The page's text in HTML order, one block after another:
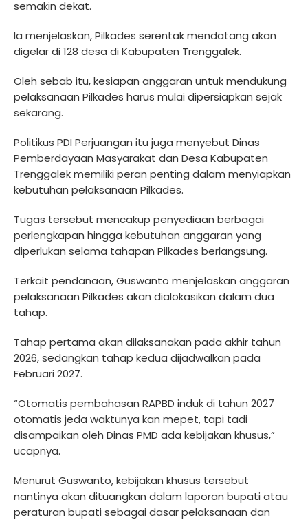
semakin dekat.
Ia menjelaskan, Pilkades serentak mendatang akan
digelar di 128 desa di Kabupaten Trenggalek.
Oleh sebab itu, kesiapan anggaran untuk mendukung
pelaksanaan Pilkades harus mulai dipersiapkan sejak
sekarang.
Politikus PDI Perjuangan itu juga menyebut Dinas
Pemberdayaan Masyarakat dan Desa Kabupaten
Trenggalek memiliki peran penting dalam menyiapkan
kebutuhan pelaksanaan Pilkades.
Tugas tersebut mencakup penyediaan berbagai
perlengkapan hingga kebutuhan anggaran yang
diperlukan selama tahapan Pilkades berlangsung.
Terkait pendanaan, Guswanto menjelaskan anggaran
pelaksanaan Pilkades akan dialokasikan dalam dua
tahap.
Tahap pertama akan dilaksanakan pada akhir tahun
2026, sedangkan tahap kedua dijadwalkan pada
Februari 2027.
“Otomatis pembahasan RAPBD induk di tahun 2027
otomatis jeda waktunya kan mepet, tapi tadi
disampaikan oleh Dinas PMD ada kebijakan khusus,”
ucapnya.
Menurut Guswanto, kebijakan khusus tersebut
nantinya akan dituangkan dalam laporan bupati atau
peraturan bupati sebagai dasar pelaksanaan dan